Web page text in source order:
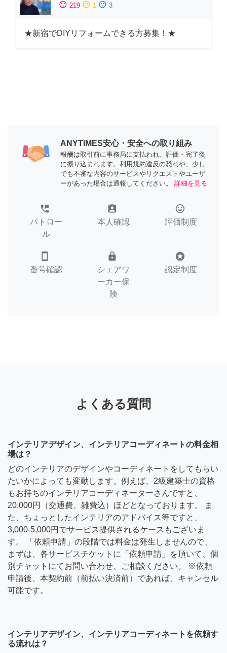
sentiment_satisfied 219 sentiment_neutral 1 sentiment_dissatisfied 3
★新宿でDIYリフォームできる方募集！★
ANYTIMES安心・安全への取り組み
報酬は取引前に事務局に支払われ、評価・完了後
に振り込まれます。利用規約違反の恐れや、少し
でも不審な内容のサービスやリクエストやユーザ
ーがあった場合は通報してください。
詳細を見る
perm_phone_msg
パトロー
ル
assignment_ind
本人確認
tag_faces
評価制度
smartphone
番号確認
lock
シェアワ
ーカー保
険
stars
認定制度
よくある質問
インテリアデザイン、インテリアコーディネートの料金相
場は？
どのインテリアのデザインやコーディネートをしてもらい
たいかによっても変動します。例えば、2級建築士の資格
もお持ちのインテリアコーディネーターさんですと、
20,000円（交通費、雑費込）ほどとなっております。 ま
た、ちょっとしたインテリアのアドバイス等ですと、
3,000-5,000円でサービス提供されるケースもございま
す。 「依頼申請」の段階では料金は発生しませんので、
まずは、各サービスチケットに「依頼申請」を頂いて、個
別チャットにてお問い合わせ、ご相談ください。 ※依頼
申請後、本契約前（前払い決済前）であれば、キャンセル
可能です。
インテリアデザイン、インテリアコーディネートを依頼す
る流れは？